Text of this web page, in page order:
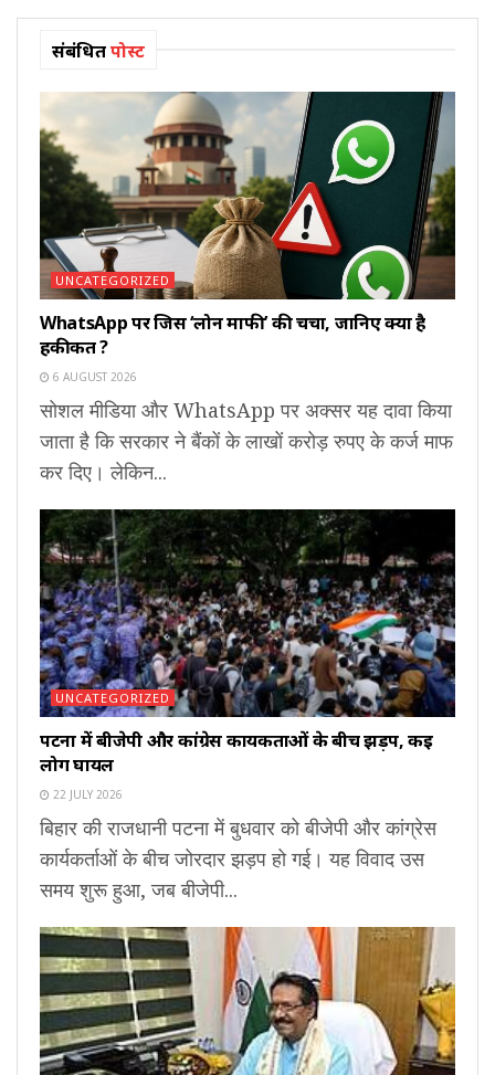
संबंधितपोस्ट
UNCATEGORIZED
WhatsApp पर जिस ‘लोन माफी’ की चर्चा, जानिए क्या है
हकीकत ?
6 AUGUST 2026
सोशल मीडिया और WhatsApp पर अक्सर यह दावा किया
जाता है कि सरकार ने बैंकों के लाखों करोड़ रुपए के कर्ज माफ
कर दिए। लेकिन...
UNCATEGORIZED
पटना में बीजेपी और कांग्रेस कार्यकर्ताओं के बीच झड़प, कई
लोग घायल
22 JULY 2026
बिहार की राजधानी पटना में बुधवार को बीजेपी और कांग्रेस
कार्यकर्ताओं के बीच जोरदार झड़प हो गई। यह विवाद उस
समय शुरू हुआ, जब बीजेपी...